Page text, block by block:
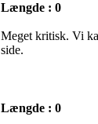
Længde : 0
Meget kritisk. Vi
side.
Længde : 0